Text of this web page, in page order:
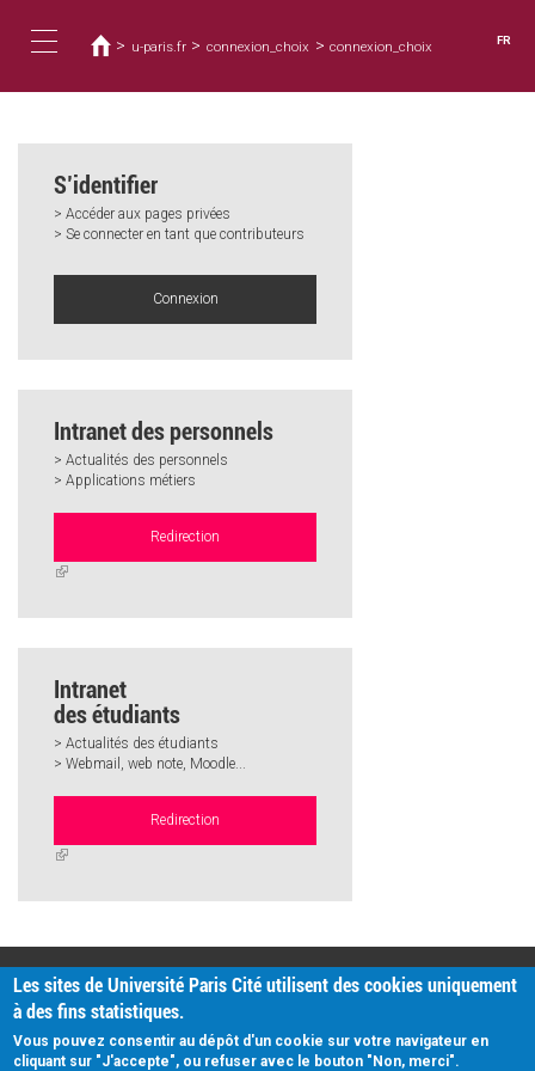
contenu
navigation
êtes
ici
> u-paris.fr > connexion_choix > connexion_choix FR
S’identifier
> Accéder aux pages privées
> Se connecter en tant que contributeurs
Connexion
Intranet des personnels
> Actualités des personnels
> Applications métiers
Redirection
(link
Intranet
des étudiants
> Actualités des étudiants
> Webmail, web note, Moodle...
Redirection
(link
PRATIQUE
Plan d'accès
Intranet
Mentions légales
Données personnelles
Les sites de Université Paris Cité utilisent des cookies uniquement
à des fins statistiques.
Vous pouvez consentir au dépôt d'un cookie sur votre navigateur en
cliquant sur "J'accepte", ou refuser avec le bouton "Non, merci".